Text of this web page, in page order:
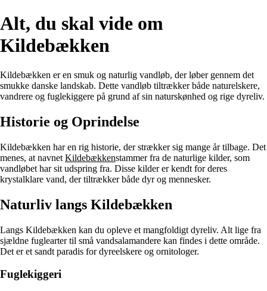
Alt, du skal vide om
Kildebækken
Kildebækken er en smuk og naturlig vandløb, der løber gennem det
smukke danske landskab. Dette vandløb tiltrækker både naturelskere,
vandrere og fuglekiggere på grund af sin naturskønhed og rige dyreliv.
Historie og Oprindelse
Kildebækken har en rig historie, der strækker sig mange år tilbage. Det
menes, at navnet Kildebækkenstammer fra de naturlige kilder, som
vandløbet har sit udspring fra. Disse kilder er kendt for deres
krystalklare vand, der tiltrækker både dyr og mennesker.
Naturliv langs Kildebækken
Langs Kildebækken kan du opleve et mangfoldigt dyreliv. Alt lige fra
sjældne fuglearter til små vandsalamandere kan findes i dette område.
Det er et sandt paradis for dyreelskere og ornitologer.
Fuglekiggeri